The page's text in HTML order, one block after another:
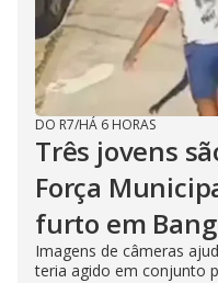
DO R7/HÁ 6 HORAS
Três jovens
Força
furto em
Imagens de câmeras
teria agido em conjunto